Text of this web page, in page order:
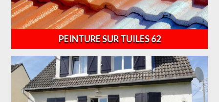
PEINTURE SUR TUILES 62